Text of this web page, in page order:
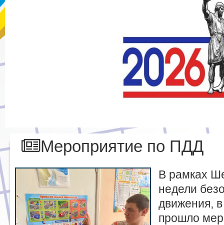
Мероприятие по ПДД
В рамках
недели
движения,
прошло